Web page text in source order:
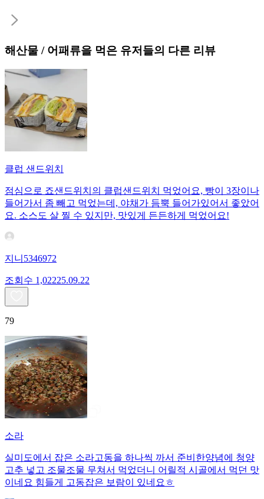
해산물 / 어패류을 먹은 유저들의 다른 리뷰
클럽 샌드위치
점심으로 죠샌드위치의 클럽샌드위치 먹었어요, 빵이 3장이나
들어가서 좀 빼고 먹었는데, 야채가 듬뿍 들어가있어서 좋았어
요. 소스도 살 찔 수 있지만, 맛있게 든든하게 먹었어요!
지니5346972
조회수 1,02225.09.22
79
소라
실미도에서 잡은 소라고동을 하나씩 까서 준비한양념에 청양
고추 넣고 조물조물 무쳐서 먹었더니 어릴적 시골에서 먹던 맛
이네요 힘들게 고동잡은 보람이 있네요ㅎ